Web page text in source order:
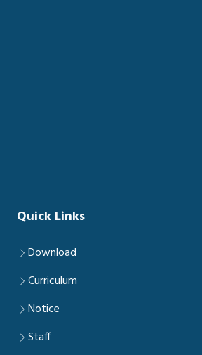
Quick Links
Download
Curriculum
Notice
Staff